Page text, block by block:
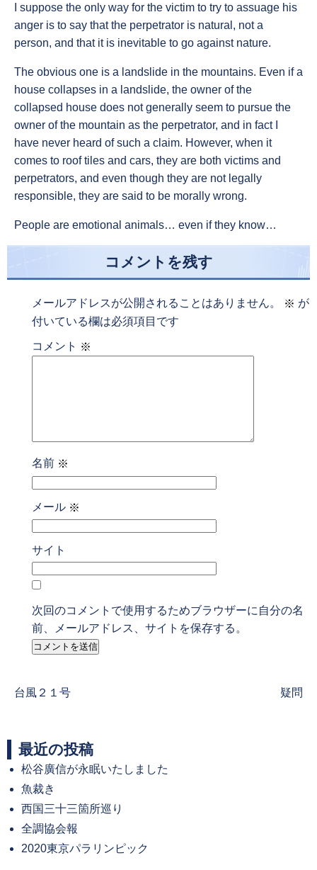
I suppose the only way for the victim to try to assuage his
anger is to say that the perpetrator is natural, not a
person, and that it is inevitable to go against nature.
The obvious one is a landslide in the mountains. Even if a
house collapses in a landslide, the owner of the
collapsed house does not generally seem to pursue the
owner of the mountain as the perpetrator, and in fact I
have never heard of such a claim. However, when it
comes to roof tiles and cars, they are both victims and
perpetrators, and even though they are not legally
responsible, they are said to be morally wrong.
People are emotional animals… even if they know…
コメントを残す
メールアドレスが公開されることはありません。 ※ が
付いている欄は必須項目です
コメント ※
名前 ※
メール ※
サイト
次回のコメントで使用するためブラウザーに自分の名
前、メールアドレス、サイトを保存する。
Previous
台風２１号
Next
疑問
最近の投稿
松谷廣信が永眠いたしました
魚裁き
西国三十三箇所巡り
全調協会報
2020東京パラリンピック